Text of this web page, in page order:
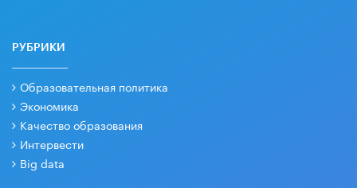
РУБРИКИ
Образовательная политика
Экономика
Качество образования
Интервести
Big data